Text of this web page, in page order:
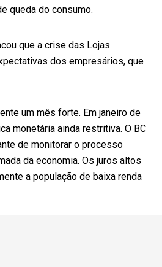
queda do consumo.
que a crise das Lojas
dos empresários, que
um mês forte. Em janeiro de
monetária ainda restritiva. O BC
de monitorar o processo
da economia. Os juros altos
a população de baixa renda